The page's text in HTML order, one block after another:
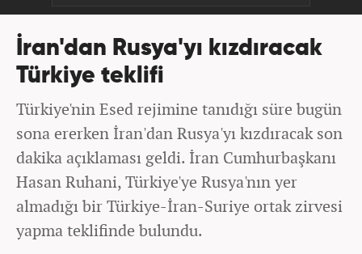
İran'dan Rusya'yı kızdıracak
Türkiye teklifi
Türkiye'nin Esed rejimine tanıdığı süre bugün
sona ererken İran'dan Rusya'yı kızdıracak son
dakika açıklaması geldi. İran Cumhurbaşkanı
Hasan Ruhani, Türkiye'ye Rusya'nın yer
almadığı bir Türkiye-İran-Suriye ortak zirvesi
yapma teklifinde bulundu.